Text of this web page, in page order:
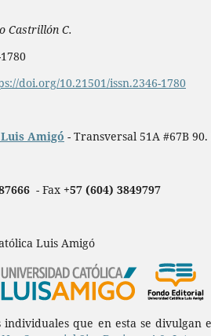
Castrillón C.
doi.org/10.21501/issn.2346-1780
Amigó - Transversal 51A #67B
- Fax +57 (604) 3849797
Luis Amigó
que en esta se